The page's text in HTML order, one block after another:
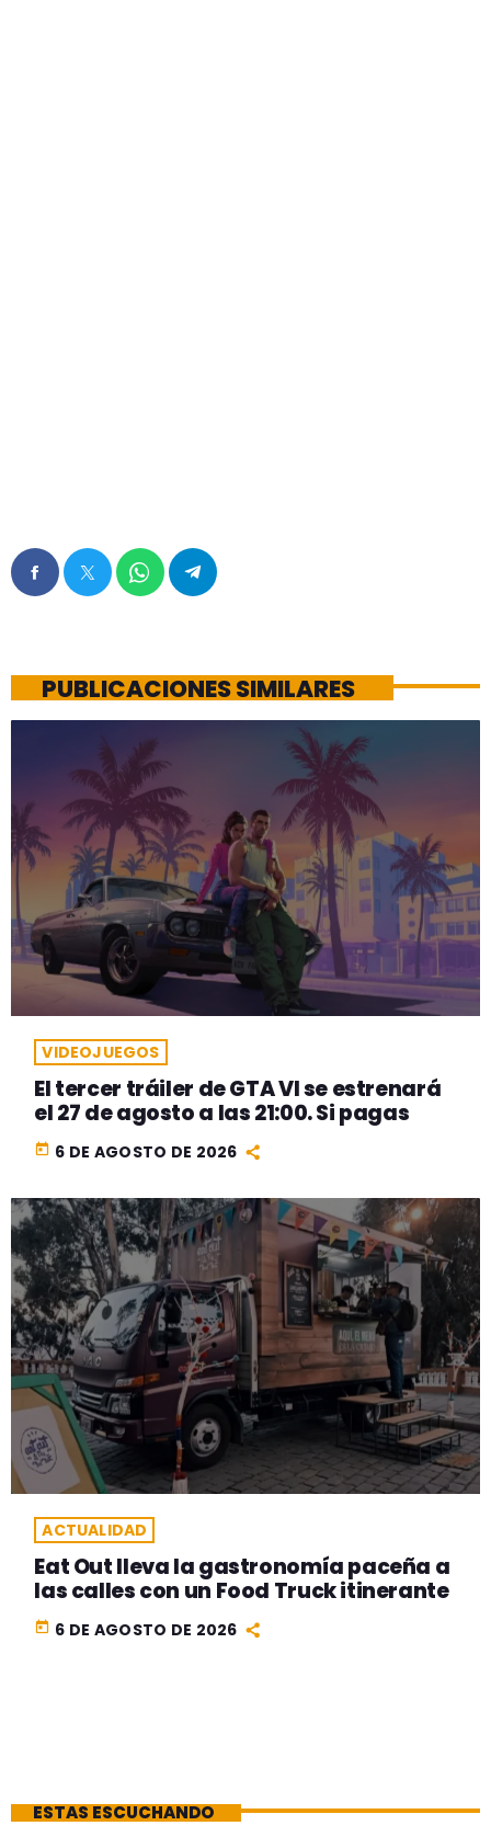
PUBLICACIONES SIMILARES
VIDEOJUEGOS
El tercer tráiler de GTA VI se estrenará
el 27 de agosto a las 21:00. Si pagas
today 6 DE AGOSTO DE 2026
ACTUALIDAD
Eat Out lleva la gastronomía paceña a
las calles con un Food Truck itinerante
today 6 DE AGOSTO DE 2026
ESTAS ESCUCHANDO